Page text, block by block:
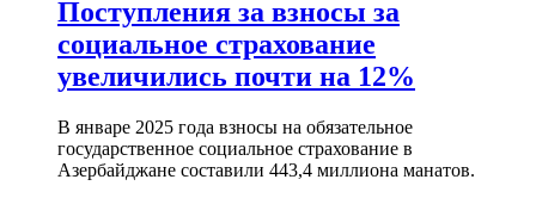
Поступления за взносы за
социальное страхование
увеличились почти на 12%
В январе 2025 года взносы на обязательное
государственное социальное страхование в
Азербайджане составили 443,4 миллиона манатов.